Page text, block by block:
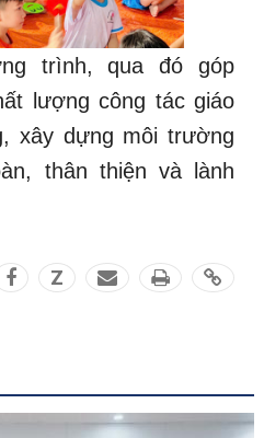
trình, qua đó góp
lượng công tác giáo
xây dựng môi trường
thân thiện và lành
Z